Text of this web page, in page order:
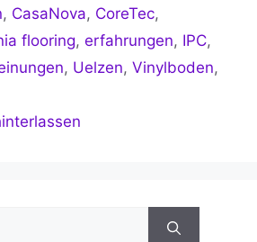
, CasaNova, CoreTec,
flooring, erfahrungen, IPC,
, Uelzen, Vinylboden,